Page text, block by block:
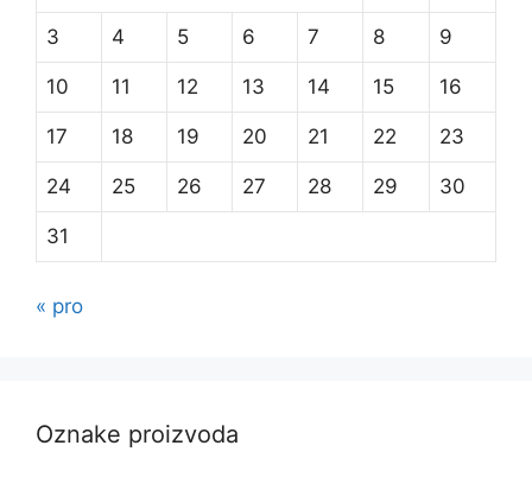
3 4 5 6 7 8 9
10 11 12 13 14 15 16
17 18 19 20 21 22 23
24 25 26 27 28 29 30
31
« pro
Oznake proizvoda